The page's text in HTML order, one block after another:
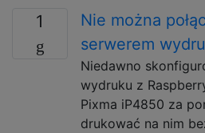
1
Nie można
serwerem
Niedawno
wydruku z
Pixma iP4850 za
drukować na nim